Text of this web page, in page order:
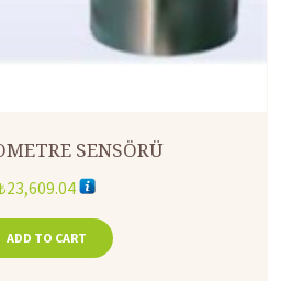
SENSÖRÜ
23,609.04
ADD TO CART